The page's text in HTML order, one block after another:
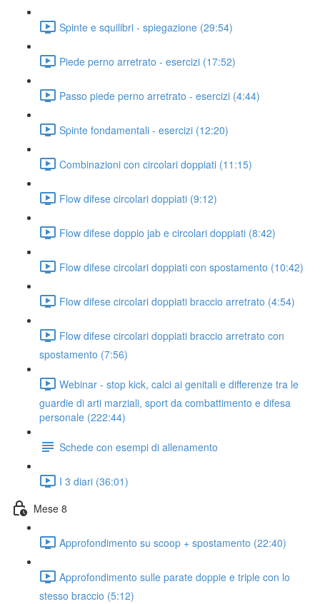
Spinte e squilibri - spiegazione (29:54)
Piede perno arretrato - esercizi (17:52)
Passo piede perno arretrato - esercizi (4:44)
Spinte fondamentali - esercizi (12:20)
Combinazioni con circolari doppiati (11:15)
Flow difese circolari doppiati (9:12)
Flow difese doppio jab e circolari doppiati (8:42)
Flow difese circolari doppiati con spostamento (10:42)
Flow difese circolari doppiati braccio arretrato (4:54)
Flow difese circolari doppiati braccio arretrato con
spostamento (7:56)
Webinar - stop kick, calci ai genitali e differenze tra le
guardie di arti marziali, sport da combattimento e difesa
personale (222:44)
Schede con esempi di allenamento
I 3 diari (36:01)
Mese 8
Approfondimento su scoop + spostamento (22:40)
Approfondimento sulle parate doppie e triple con lo
stesso braccio (5:12)